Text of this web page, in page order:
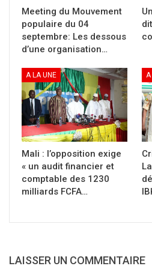
mouvements de
allègrement aux pieds
que la milice centriste Da
Ce tableau apocalyptique
terrifiant quand on se
de l’État sont
uns à la suite des autres,
détournent du Mali. Ce
durablement toute
gouvernement de
pour constater
Meeting du Mouvement
populaire du 04
septembre: Les dessous
d’une organisation…
A LA UNE
Mali : l’opposition exige
« un audit financier et
comptable des 1230
milliards FCFA…
A
LAISSER UN COMMENTAIRE